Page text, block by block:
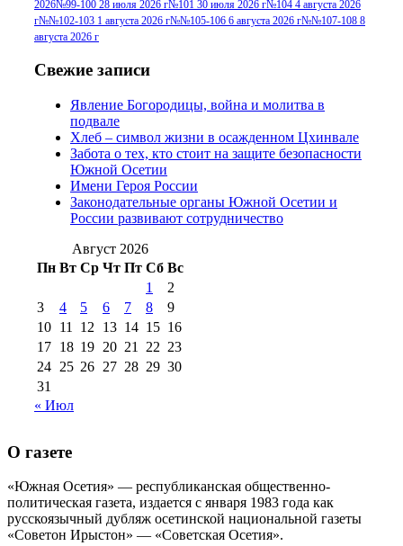
июля 2014 г(10)№96+97 30 июля
2016 г(13)
июля 2017 г
2012 г
(15)
№97 30 июля 2015 г
(15)№98 1 августа 2015 г
августа 2016 г(10)№98 5 июля 2014 г(10)
№98 8 августа 2013 г
августа 2012 г(14) №98+99 11 июля
2017 г(9)
№99 4 августа
2016 г(12) №99 8 июля 2014 г
августа 2012 г(11)
августа 2013 г
(12)
2026№99-100 28 июля 2026 г№101 30 июля 2026 г№104 4 августа 2026
г№№102-103 1 августа 2026 г№№105-106 6 августа 2026 г№№107-108 8
августа 2026 г
Свежие записи
Явление Богородицы, война и молитва в
подвале
Хлеб – символ жизни в осажденном Цхинвале
Забота о тех, кто стоит на защите безопасности
Южной Осетии
Имени Героя России
Законодательные органы Южной Осетии и
России развивают сотрудничество
Август 2026
Пн Вт Ср Чт Пт Сб Вс
1
2
3
4 5 6 7 8
9
10 11 12 13 14 15 16
17 18 19 20 21 22 23
24 25 26 27 28 29 30
31
« Июл
О газете
«Южная Осетия» — республиканская общественно-
политическая газета, издается с января 1983 года как
русскоязычный дубляж осетинской национальной газеты
«Советон Ирыстон» — «Советская Осетия».